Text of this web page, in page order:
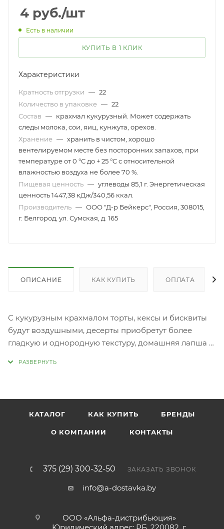
4 руб./шт
Есть в наличии
КУПИТЬ В 1 КЛИК
Характеристики
Кратность отгрузки — 22
Количество в упаковке — 22
Состав — крахмал кукурузный. Может содержать
следы молока, сои, яиц, кунжута, орехов.
Хранение — хранить в чистом, хорошо
вентелируемом месте без посторонних запахов, при
температуре от 0 °C до + 25 °C с относительной
влажностью воздуха не более 70 %.
Пищевая ценность — углеводы 85,1 г. Энергетическая
ценность 1447,38 кДж/340,56 ккал.
Производитель — ООО "Д-р Бейкерс", Россия, 308015,
г. Белгород, ул. Сумская, д. 165
ОПИСАНИЕ КАК КУПИТЬ ОПЛАТА
С кукурузным крахмалом торты, кексы и бисквиты
будут воздушными, десерты приобретут более
гладкую и однородную текстуру, домашняя лапша и
КАТАЛОГ КАК КУПИТЬ БРЕНДЫ
О КОМПАНИИ КОНТАКТЫ
375 (29) 300-32-50 ЗАКАЗАТЬ ЗВОНОК
info@a-dostavka.by
ООО «Альфа-дистрибьюция»